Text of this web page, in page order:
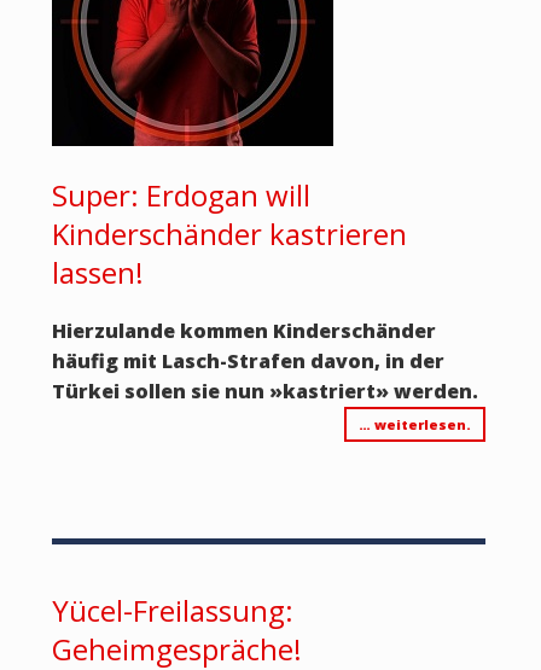
Super: Erdogan will
Kinderschänder kastrieren
lassen!
Hierzulande kommen Kinderschänder
häufig mit Lasch-Strafen davon, in der
Türkei sollen sie nun »kastriert»werden.
… weiterlesen.
Yücel-Freilassung:
Geheimgespräche!